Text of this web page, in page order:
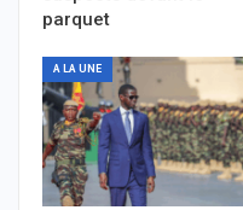
parquet
A LA UNE